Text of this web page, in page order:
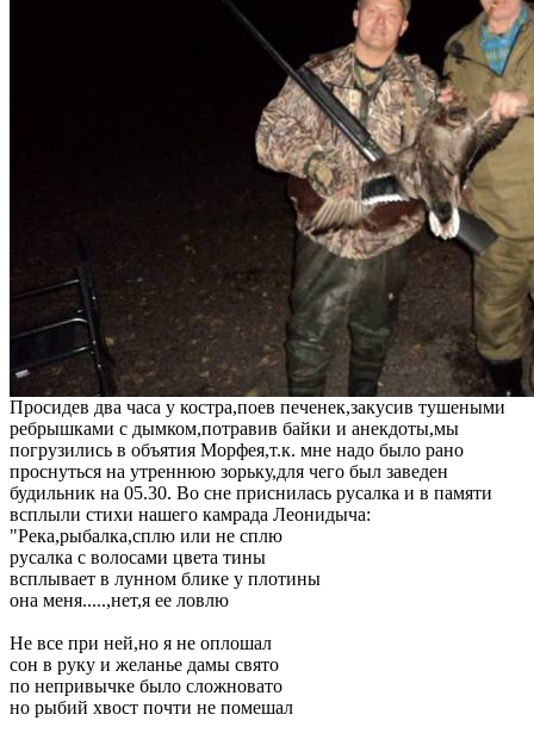
Просидев два часа у костра,поев печенек,закусив тушеными
ребрышками с дымком,потравив байки и анекдоты,мы
погрузились в объятия Морфея,т.к. мне надо было рано
проснуться на утреннюю зорьку,для чего был заведен
будильник на 05.30. Во сне приснилась русалка и в памяти
всплыли стихи нашего камрада Леонидыча:
"Река,рыбалка,сплю или не сплю
русалка с волосами цвета тины
всплывает в лунном блике у плотины
она меня.....,нет,я ее ловлю
Не все при ней,но я не оплошал
сон в руку и желанье дамы свято
по непривычке было сложновато
но рыбий хвост почти не помешал